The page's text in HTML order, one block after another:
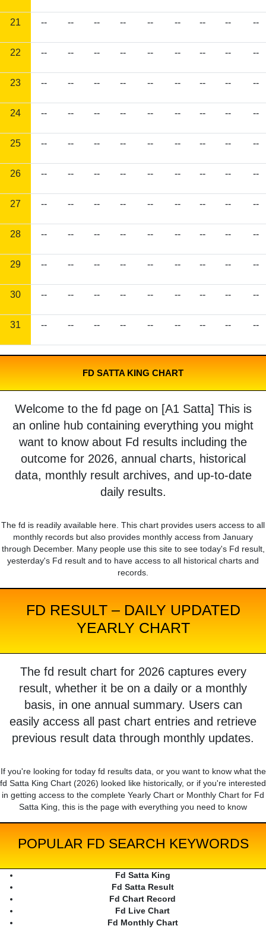
21 -- -- -- -- -- -- -- -- --
22 -- -- -- -- -- -- -- -- --
23 -- -- -- -- -- -- -- -- --
24 -- -- -- -- -- -- -- -- --
25 -- -- -- -- -- -- -- -- --
26 -- -- -- -- -- -- -- -- --
27 -- -- -- -- -- -- -- -- --
28 -- -- -- -- -- -- -- -- --
29 -- -- -- -- -- -- -- -- --
30 -- -- -- -- -- -- -- -- --
31 -- -- -- -- -- -- -- -- --
FD SATTA KING CHART
Welcome to the fd page on [A1 Satta] This is
an online hub containing everything you might
want to know about Fd results including the
outcome for 2026, annual charts, historical
data, monthly result archives, and up-to-date
daily results.
The fd is readily available here. This chart provides users access to all
monthly records but also provides monthly access from January
through December. Many people use this site to see today's Fd result,
yesterday's Fd result and to have access to all historical charts and
records.
FD RESULT – DAILY UPDATED
YEARLY CHART
The fd result chart for 2026 captures every
result, whether it be on a daily or a monthly
basis, in one annual summary. Users can
easily access all past chart entries and retrieve
previous result data through monthly updates.
If you're looking for today fd results data, or you want to know what the
fd Satta King Chart (2026) looked like historically, or if you're interested
in getting access to the complete Yearly Chart or Monthly Chart for Fd
Satta King, this is the page with everything you need to know
POPULAR FD SEARCH KEYWORDS
Fd Satta King
Fd Satta Result
Fd Chart Record
Fd Live Chart
Fd Monthly Chart